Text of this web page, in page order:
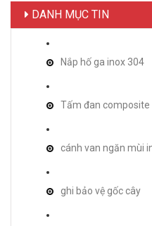
DANH MỤC TIN
Nắp hố ga inox 304
Tấm đan composite
cánh van ngăn mùi
ghi bảo vệ gốc cây